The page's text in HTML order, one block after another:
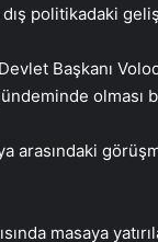
dış politikadaki
Başkanı
olması
masaya